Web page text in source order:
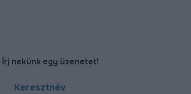
Írj nekünk egy üzenetet!
Keresztnév